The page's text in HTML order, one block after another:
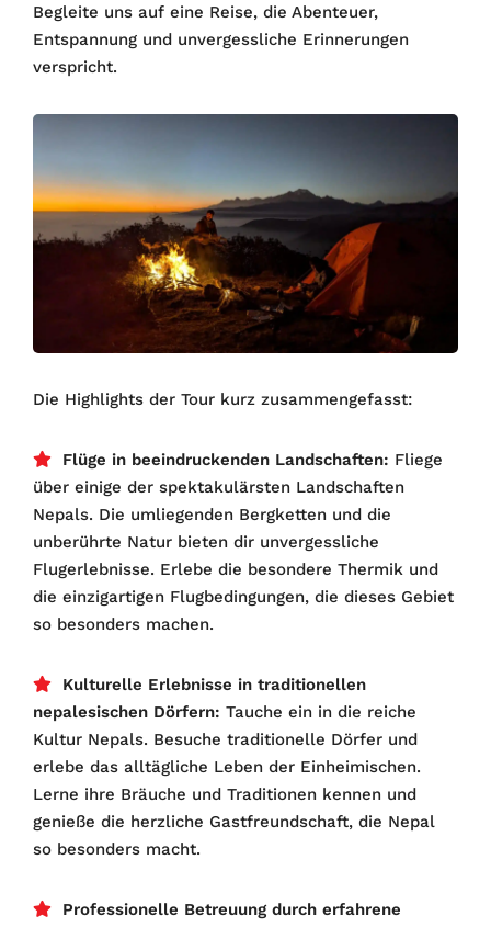
Begleite uns auf eine Reise, die Abenteuer,
Entspannung und unvergessliche Erinnerungen
verspricht.
Die Highlights der Tour kurz zusammengefasst:
Flüge in beeindruckenden Landschaften: Fliege
über einige der spektakulärsten Landschaften
Nepals. Die umliegenden Bergketten und die
unberührte Natur bieten dir unvergessliche
Flugerlebnisse. Erlebe die besondere Thermik und
die einzigartigen Flugbedingungen, die dieses Gebiet
so besonders machen.
Kulturelle Erlebnisse in traditionellen
nepalesischen Dörfern: Tauche ein in die reiche
Kultur Nepals. Besuche traditionelle Dörfer und
erlebe das alltägliche Leben der Einheimischen.
Lerne ihre Bräuche und Traditionen kennen und
genieße die herzliche Gastfreundschaft, die Nepal
so besonders macht.
Professionelle Betreuung durch erfahrene